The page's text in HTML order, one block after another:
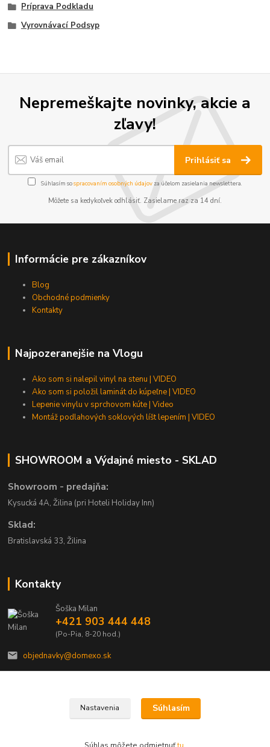
Príprava Podkladu
Vyrovnávací Podsyp
Nepremeškajte novinky, akcie a
zľavy!
Prihlásiť sa
Súhlasím sospracovaním osobných údajov za účelom zasielania newslettera.
Môžete sa kedykoľvek odhlásiť. Zasielame raz za 14 dní.
Informácie pre zákazníkov
Blog
Obchodné podmienky
Kontakty
Najpozeranejšie na Vlogu
Ako som si nalepil vinyl na stenu | VIDEO
Ako som si položil laminát do kúpeľne | VIDEO
Lepenie vinylu v sprchovom kúte | Video
Montáž podlahových soklových líšt lepením | VIDEO
SHOWROOM a Výdajné miesto - SKLAD
Showroom - predajňa:
Kysucká 4A, Žilina (pri Hoteli Holiday Inn)
Sklad:
Bratislavská 33, Žilina
Kontakty
Šoška Milan
+421 903 444 448
(Po-Pia, 8-20 hod.)
objednavky@domexo.sk
Domexo.sk
Nastavenia Súhlasím